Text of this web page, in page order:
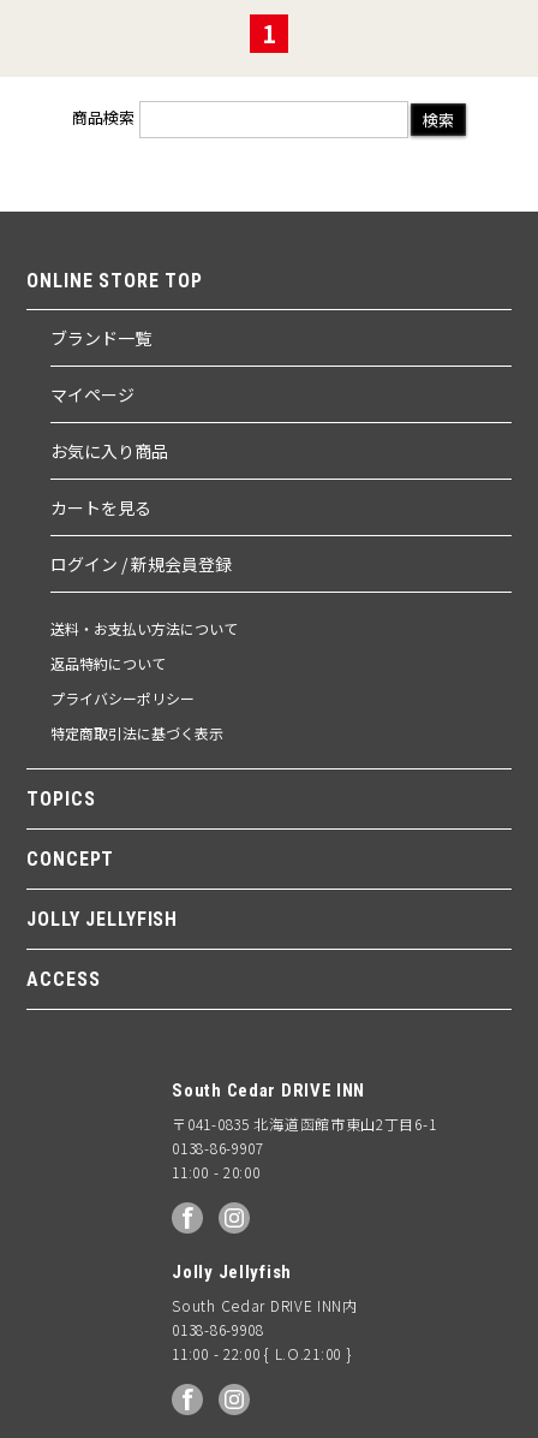
1
商品検索
ONLINE STORE TOP
ブランド一覧
マイページ
お気に入り商品
カートを見る
ログイン / 新規会員登録
送料・お支払い方法について
返品特約について
プライバシーポリシー
特定商取引法に基づく表示
TOPICS
CONCEPT
JOLLY JELLYFISH
ACCESS
South Cedar DRIVE INN
〒041-0835 北海道函館市東山2丁目6-1
0138-86-9907
11:00 - 20:00
facebook
Jolly Jellyfish
South Cedar DRIVE INN内
0138-86-9908
11:00 - 22:00 { L.O.21:00 }
facebook